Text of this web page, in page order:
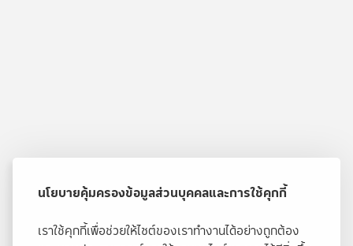
นโยบายคุ้มครองข้อมูลส่วนบุคคลและการใช้คุกกี้
เราใช้คุกกี้เพื่อช่วยให้ไซต์ของเราทำงานได้อย่างถูกต้อง